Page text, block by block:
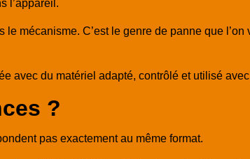
l’appareil.
mécanisme. C’est le genre de panne que
avec du matériel adapté, contrôlé et utilisé
?
pas exactement au même format.